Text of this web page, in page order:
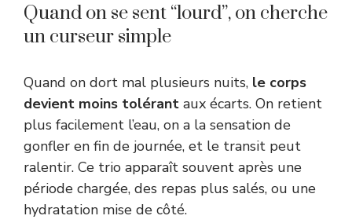
Quand on se sent “lourd”, on cherche
un curseur simple
Quand on dort mal plusieurs nuits, le corps
devient moins tolérant aux écarts. On retient
plus facilement l’eau, on a la sensation de
gonfler en fin de journée, et le transit peut
ralentir. Ce trio apparaît souvent après une
période chargée, des repas plus salés, ou une
hydratation mise de côté.